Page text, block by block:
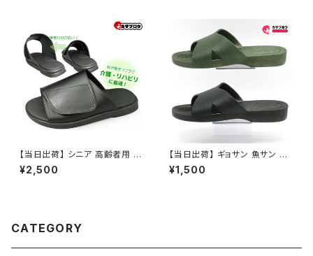
【当日出荷】 シニア 高齢者用 靴
介護シューズ ギブス用 けが人
用 黒 ブラック リハビリシューズ
¥2,500
【当日出荷】 ギョサン 魚サン メ
ンズ サンダル パール PEARL ク
ロスバンド 660 フリーサイズ人
¥1,500
CATEGORY